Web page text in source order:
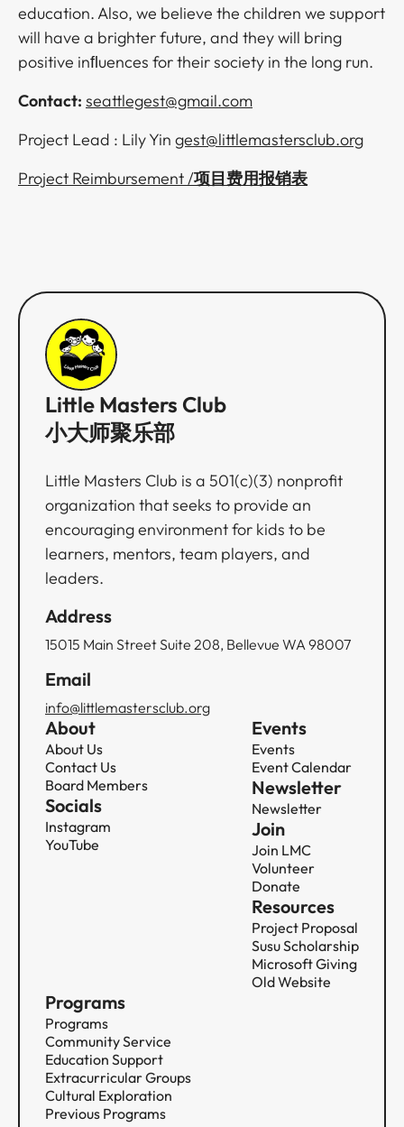
education. Also, we believe the children we support
will have a brighter future, and they will bring
positive inﬂuences for their society in the long run.​​​​‌ ‍ ​‍​‍‌‍ ‌ ​‍‌‍‍‌‌‍‌ ‌‍‍‌‌‍ ‍​‍​‍​ ‍‍​‍​‍‌ ​ ‌‍​‌‌‍ ‍‌‍‍‌‌ ‌​‌ ‍‌​‍ ‍‌‍‍‌‌‍ ​‍​‍​‍ ​​‍​‍‌‍‍​‌ ​‍‌‍‌‌‌‍‌‍​‍​‍​ ‍‍​‍​‍‌‍‍​‌ ‌​‌ ‌​‌ ​​​ ‍‍​‍ ​‍ ‌‍ ​‌‍ ‌‍​ ‌‍​‌‌‍ ​‌‍‍​‌‍ ‌ ​ ‌ ‌​​ ‍‍​ ​ ​ ​ ​ ​ ​ ​ ​‍ ‌‍‍‌‌‍ ‍‌ ‌​‌‍‌‌‌‍ ‍‌ ‌​​‍ ‌‍‌‌‌‍‌​‌‍‍‌‌ ‌​​‍ ‌‍ ‌‌‍ ‌‍‌​‌‍‌‌​ ‌‌ ​​‌ ​‍‌‍‌‌‌ ​ ‌‍‌‌‌‍ ‍‌ ‌​‌‍​‌‌ ‌​‌‍‍‌‌‍ ‌‍ ‍​ ‍ ‌‍‍‌‌‍‌​​ ‌​ ​‍‌‍​‌‌‍​ ​ ‌‍‌‍​‌‌‍​ ‌‍‌‌​ ‌​​‍ ‌​ ‌ ​ ‍‌‌‍‌‌​ ‌​​‍ ‌​ ‌​​ ‌ ​ ‌​​ ‍​​‍ ‌​ ‍‌​ ‌‍​ ​ ​ ​ ​‍ ‌‌‍‌‍​ ‍‌‌‍​ ​ ​​​ ‌‌​ ​‌‌‍‌‌‌‍​ ‌‍​‌​ ‍‌‌‍‌‌​ ‍​​ ‍ ‌ ‌​‌ ‍‌‌ ​​‌‍‌‌​ ‌‌ ​​‌ ​‍‌‍ ‌‍‌ ‌ ​‍‌‍​‌‌‍ ‌​ ‍ ‌ ​​‌‍​‌‌ ‌​‌‍‍​​ ‌‌‍​‍‌‍ ‌‍‌​‌ ‍‌​‍‌‌​ ‌‌‌​​‍‌‌ ‌‍‍ ‌‍‌‌‌ ‍‌​‍‌‌​ ​ ‌​‌​​‍‌‌​ ​ ‌​‌​​‍‌‌​ ​‍​ ​‍‌‍​‌​ ​‍​ ‌‍‌‍‌​​ ‌‍​ ‌ ​ ‌‌​ ‌‌​ ​‌‌‍​‍‌‍‌‌‌‍​‌​‍‌‌​ ​‍​ ​‍​‍‌‌​ ‌‌‌​‌​​‍ ‍‌‍​ ‌‍‍​‌‍‍‌‌‍ ​‌‍‌​‌ ​‍‌‍‌‌‌‍ ‍​‍‌‌​ ‌‌‌​​‍‌‌ ‌‍‍ ‌‍‌‌‌ ‍‌​‍‌‌​ ​ ‌​‌​​‍‌‌​ ​ ‌​‌​​‍‌‌​ ​‍​ ​‍​ ‌‌​ ‍​‌‍‌‌​ ​‌​ ​ ‌‍‌​​ ‌​​ ‍‌​ ​‌‌‍​‌​ ‌‌‌‍‌‍​ ​​​‍‌‌​ ​‍​ ​‍​‍‌‌​ ‌‌‌​‌​​‍ ‍‌ ‌​‌‍‌‌‌ ‍​‌ ‌​​ ‌‍​‍‌‍​‌‌ ​ ‌‍‌‌‌‌‌‌‌ ​‍‌‍ ​​ ‌‌‍‍​‌ ‌​‌ ‌​‌ ​​​‍‌‌​ ​ ‌​​‌​‍‌‌​ ​‍‌​‌‍​‍‌‌​ ​‍‌​‌‍‌‍ ​‌‍ ‌‍​ ‌‍​‌‌‍ ​‌‍‍​‌‍ ‌ ​ ‌ ‌​​‍‌‌​ ​ ‌​​‌​ ​ ​ ​ ​ ​ ​ ​ ​‍‌‍‌‍‍‌‌‍‌​​ ‌​ ​‍‌‍​‌‌‍​ ​ ‌‍‌‍​‌‌‍​ ‌‍‌‌​ ‌​​‍ ‌​ ‌ ​ ‍‌‌‍‌‌​ ‌​​‍ ‌​ ‌​​ ‌ ​ ‌​​ ‍​​‍ ‌​ ‍‌​ ‌‍​ ​ ​ ​ ​‍ ‌‌‍‌‍​ ‍‌‌‍​ ​ ​​​ ‌‌​ ​‌‌‍‌‌‌‍​ ‌‍​‌​ ‍‌‌‍‌‌​ ‍​​‍‌‍‌ ‌​‌ ‍‌‌ ​​‌‍‌‌​ ‌‌ ​​‌ ​‍‌‍ ‌‍‌ ‌ ​‍‌‍​‌‌‍ ‌​‍‌‍‌ ​​‌‍​‌‌ ‌​‌‍‍​​ ‌‌‍​‍‌‍ ‌‍‌​‌ ‍‌​‍‌‌​ ‌‌‌​​‍‌‌ ‌‍‍ ‌‍‌‌‌ ‍‌​‍‌‌​ ​ ‌​‌​​‍‌‌​ ​ ‌​‌​​‍‌‌​ ​‍​ ​‍‌‍​‌​ ​‍​ ‌‍‌‍‌​​ ‌‍​ ‌ ​ ‌‌​ ‌‌​ ​‌‌‍​‍‌‍‌‌‌‍​‌​‍‌‌​ ​‍​ ​‍​‍‌‌​ ‌‌‌​‌​​‍ ‍‌‍​ ‌‍‍​‌‍‍‌‌‍ ​‌‍‌​‌ ​‍‌‍‌‌‌‍ ‍​‍‌‌​ ‌‌‌​​‍‌‌ ‌‍‍ ‌‍‌‌‌ ‍‌​‍‌‌​ ​ ‌​‌​​‍‌‌​ ​ ‌​‌​​‍‌‌​ ​‍​ ​‍​ ‌‌​ ‍​‌‍‌‌​ ​‌​ ​ ‌‍‌​​ ‌​​ ‍‌​ ​‌‌‍​‌​ ‌‌‌‍‌‍​ ​​​‍‌‌​ ​‍​ ​‍​‍‌‌​ ‌‌‌​‌​​‍ ‍‌ ‌​‌‍‌‌‌ ‍​‌ ‌​​‍​‍‌ ‌
Contact: seattlegest@gmail.com​​​​‌ ‍ ​‍​‍‌‍ ‌ ​‍‌‍‍‌‌‍‌ ‌‍‍‌‌‍ ‍​‍​‍​ ‍‍​‍​‍‌ ​ ‌‍​‌‌‍ ‍‌‍‍‌‌ ‌​‌ ‍‌​‍ ‍‌‍‍‌‌‍ ​‍​‍​‍ ​​‍​‍‌‍‍​‌ ​‍‌‍‌‌‌‍‌‍​‍​‍​ ‍‍​‍​‍‌‍‍​‌ ‌​‌ ‌​‌ ​​​ ‍‍​‍ ​‍ ‌‍ ​‌‍ ‌‍​ ‌‍​‌‌‍ ​‌‍‍​‌‍ ‌ ​ ‌ ‌​​ ‍‍​ ​ ​ ​ ​ ​ ​ ​ ​‍ ‌‍‍‌‌‍ ‍‌ ‌​‌‍‌‌‌‍ ‍‌ ‌​​‍ ‌‍‌‌‌‍‌​‌‍‍‌‌ ‌​​‍ ‌‍ ‌‌‍ ‌‍‌​‌‍‌‌​ ‌‌ ​​‌ ​‍‌‍‌‌‌ ​ ‌‍‌‌‌‍ ‍‌ ‌​‌‍​‌‌ ‌​‌‍‍‌‌‍ ‌‍ ‍​ ‍ ‌‍‍‌‌‍‌​​ ‌​ ​‍‌‍​‌‌‍​ ​ ‌‍‌‍​‌‌‍​ ‌‍‌‌​ ‌​​‍ ‌​ ‌ ​ ‍‌‌‍‌‌​ ‌​​‍ ‌​ ‌​​ ‌ ​ ‌​​ ‍​​‍ ‌​ ‍‌​ ‌‍​ ​ ​ ​ ​‍ ‌‌‍‌‍​ ‍‌‌‍​ ​ ​​​ ‌‌​ ​‌‌‍‌‌‌‍​ ‌‍​‌​ ‍‌‌‍‌‌​ ‍​​ ‍ ‌ ‌​‌ ‍‌‌ ​​‌‍‌‌​ ‌‌ ​​‌ ​‍‌‍ ‌‍‌ ‌ ​‍‌‍​‌‌‍ ‌​ ‍ ‌ ​​‌‍​‌‌ ‌​‌‍‍​​ ‌‌‍​‍‌‍ ‌‍‌​‌ ‍‌​‍‌‌​ ‌‌‌​​‍‌‌ ‌‍‍ ‌‍‌‌‌ ‍‌​‍‌‌​ ​ ‌​‌​​‍‌‌​ ​ ‌​‌​​‍‌‌​ ​‍​ ​‍‌‍‌‌‌‍‌‌​ ​‌​ ‍‌​ ‌‍​ ​‍​ ‌ ​ ​ ​ ‌​​ ‌ ​ ​‌​ ​​​‍‌‌​ ​‍​ ​‍​‍‌‌​ ‌‌‌​‌​​‍ ‍‌‍​ ‌‍‍​‌‍‍‌‌‍ ​‌‍‌​‌ ​‍‌‍‌‌‌‍ ‍​‍‌‌​ ‌‌‌​​‍‌‌ ‌‍‍ ‌‍‌‌‌ ‍‌​‍‌‌​ ​ ‌​‌​​‍‌‌​ ​ ‌​‌​​‍‌‌​ ​‍​ ​‍​ ‌​​ ‌‌‌‍​‌‌‍​‍‌‍‌‌‌‍‌‍​ ​​​ ​‍‌‍​‍​ ​ ​ ​‌​ ​‌​ ​‍​‍‌‌​ ​‍​ ​‍​‍‌‌​ ‌‌‌​‌​​‍ ‍‌ ‌​‌‍‌‌‌ ‍​‌ ‌​​ ‌‍​‍‌‍​‌‌ ​ ‌‍‌‌‌‌‌‌‌ ​‍‌‍ ​​ ‌‌‍‍​‌ ‌​‌ ‌​‌ ​​​‍‌‌​ ​ ‌​​‌​‍‌‌​ ​‍‌​‌‍​‍‌‌​ ​‍‌​‌‍‌‍ ​‌‍ ‌‍​ ‌‍​‌‌‍ ​‌‍‍​‌‍ ‌ ​ ‌ ‌​​‍‌‌​ ​ ‌​​‌​ ​ ​ ​ ​ ​ ​ ​ ​‍‌‍‌‍‍‌‌‍‌​​ ‌​ ​‍‌‍​‌‌‍​ ​ ‌‍‌‍​‌‌‍​ ‌‍‌‌​ ‌​​‍ ‌​ ‌ ​ ‍‌‌‍‌‌​ ‌​​‍ ‌​ ‌​​ ‌ ​ ‌​​ ‍​​‍ ‌​ ‍‌​ ‌‍​ ​ ​ ​ ​‍ ‌‌‍‌‍​ ‍‌‌‍​ ​ ​​​ ‌‌​ ​‌‌‍‌‌‌‍​ ‌‍​‌​ ‍‌‌‍‌‌​ ‍​​‍‌‍‌ ‌​‌ ‍‌‌ ​​‌‍‌‌​ ‌‌ ​​‌ ​‍‌‍ ‌‍‌ ‌ ​‍‌‍​‌‌‍ ‌​‍‌‍‌ ​​‌‍​‌‌ ‌​‌‍‍​​ ‌‌‍​‍‌‍ ‌‍‌​‌ ‍‌​‍‌‌​ ‌‌‌​​‍‌‌ ‌‍‍ ‌‍‌‌‌ ‍‌​‍‌‌​ ​ ‌​‌​​‍‌‌​ ​ ‌​‌​​‍‌‌​ ​‍​ ​‍‌‍‌‌‌‍‌‌​ ​‌​ ‍‌​ ‌‍​ ​‍​ ‌ ​ ​ ​ ‌​​ ‌ ​ ​‌​ ​​​‍‌‌​ ​‍​ ​‍​‍‌‌​ ‌‌‌​‌​​‍ ‍‌‍​ ‌‍‍​‌‍‍‌‌‍ ​‌‍‌​‌ ​‍‌‍‌‌‌‍ ‍​‍‌‌​ ‌‌‌​​‍‌‌ ‌‍‍ ‌‍‌‌‌ ‍‌​‍‌‌​ ​ ‌​‌​​‍‌‌​ ​ ‌​‌​​‍‌‌​ ​‍​ ​‍​ ‌​​ ‌‌‌‍​‌‌‍​‍‌‍‌‌‌‍‌‍​ ​​​ ​‍‌‍​‍​ ​ ​ ​‌​ ​‌​ ​‍​‍‌‌​ ​‍​ ​‍​‍‌‌​ ‌‌‌​‌​​‍ ‍‌ ‌​‌‍‌‌‌ ‍​‌ ‌​​‍​‍‌ ‌
Project Lead : Lily Yin ​​​​‌ ‍ ​‍​‍‌‍ ‌ ​‍‌‍‍‌‌‍‌ ‌‍‍‌‌‍ ‍​‍​‍​ ‍‍​‍​‍‌ ​ ‌‍​‌‌‍ ‍‌‍‍‌‌ ‌​‌ ‍‌​‍ ‍‌‍‍‌‌‍ ​‍​‍​‍ ​​‍​‍‌‍‍​‌ ​‍‌‍‌‌‌‍‌‍​‍​‍​ ‍‍​‍​‍‌‍‍​‌ ‌​‌ ‌​‌ ​​​ ‍‍​‍ ​‍ ‌‍ ​‌‍ ‌‍​ ‌‍​‌‌‍ ​‌‍‍​‌‍ ‌ ​ ‌ ‌​​ ‍‍​ ​ ​ ​ ​ ​ ​ ​ ​‍ ‌‍‍‌‌‍ ‍‌ ‌​‌‍‌‌‌‍ ‍‌ ‌​​‍ ‌‍‌‌‌‍‌​‌‍‍‌‌ ‌​​‍ ‌‍ ‌‌‍ ‌‍‌​‌‍‌‌​ ‌‌ ​​‌ ​‍‌‍‌‌‌ ​ ‌‍‌‌‌‍ ‍‌ ‌​‌‍​‌‌ ‌​‌‍‍‌‌‍ ‌‍ ‍​ ‍ ‌‍‍‌‌‍‌​​ ‌​ ​‍‌‍​‌‌‍​ ​ ‌‍‌‍​‌‌‍​ ‌‍‌‌​ ‌​​‍ ‌​ ‌ ​ ‍‌‌‍‌‌​ ‌​​‍ ‌​ ‌​​ ‌ ​ ‌​​ ‍​​‍ ‌​ ‍‌​ ‌‍​ ​ ​ ​ ​‍ ‌‌‍‌‍​ ‍‌‌‍​ ​ ​​​ ‌‌​ ​‌‌‍‌‌‌‍​ ‌‍​‌​ ‍‌‌‍‌‌​ ‍​​ ‍ ‌ ‌​‌ ‍‌‌ ​​‌‍‌‌​ ‌‌ ​​‌ ​‍‌‍ ‌‍‌ ‌ ​‍‌‍​‌‌‍ ‌​ ‍ ‌ ​​‌‍​‌‌ ‌​‌‍‍​​ ‌‌‍​‍‌‍ ‌‍‌​‌ ‍‌​‍‌‌​ ‌‌‌​​‍‌‌ ‌‍‍ ‌‍‌‌‌ ‍‌​‍‌‌​ ​ ‌​‌​​‍‌‌​ ​ ‌​‌​​‍‌‌​ ​‍​ ​‍‌‍‌‌‌‍​‌‌‍​‍​ ​‌​ ‍​​ ‌​​ ​‌‌‍‌‌​ ‌ ​ ​ ‌‍​‌‌‍‌‍​‍‌‌​ ​‍​ ​‍​‍‌‌​ ‌‌‌​‌​​‍ ‍‌‍​ ‌‍‍​‌‍‍‌‌‍ ​‌‍‌​‌ ​‍‌‍‌‌‌‍ ‍​‍‌‌​ ‌‌‌​​‍‌‌ ‌‍‍ ‌‍‌‌‌ ‍‌​‍‌‌​ ​ ‌​‌​​‍‌‌​ ​ ‌​‌​​‍‌‌​ ​‍​ ​‍‌‍​‌​ ‍‌‌‍‌‌‌‍​ ​ ‍​​ ‌​​ ​‌‌‍‌‌​ ‍​‌‍​‌​ ‍‌​ ‍‌​ ​​​‍‌‌​ ​‍​ ​‍​‍‌‌​ ‌‌‌​‌​​‍ ‍‌ ‌​‌‍‌‌‌ ‍​‌ ‌​​ ‌‍​‍‌‍​‌‌ ​ ‌‍‌‌‌‌‌‌‌ ​‍‌‍ ​​ ‌‌‍‍​‌ ‌​‌ ‌​‌ ​​​‍‌‌​ ​ ‌​​‌​‍‌‌​ ​‍‌​‌‍​‍‌‌​ ​‍‌​‌‍‌‍ ​‌‍ ‌‍​ ‌‍​‌‌‍ ​‌‍‍​‌‍ ‌ ​ ‌ ‌​​‍‌‌​ ​ ‌​​‌​ ​ ​ ​ ​ ​ ​ ​ ​‍‌‍‌‍‍‌‌‍‌​​ ‌​ ​‍‌‍​‌‌‍​ ​ ‌‍‌‍​‌‌‍​ ‌‍‌‌​ ‌​​‍ ‌​ ‌ ​ ‍‌‌‍‌‌​ ‌​​‍ ‌​ ‌​​ ‌ ​ ‌​​ ‍​​‍ ‌​ ‍‌​ ‌‍​ ​ ​ ​ ​‍ ‌‌‍‌‍​ ‍‌‌‍​ ​ ​​​ ‌‌​ ​‌‌‍‌‌‌‍​ ‌‍​‌​ ‍‌‌‍‌‌​ ‍​​‍‌‍‌ ‌​‌ ‍‌‌ ​​‌‍‌‌​ ‌‌ ​​‌ ​‍‌‍ ‌‍‌ ‌ ​‍‌‍​‌‌‍ ‌​‍‌‍‌ ​​‌‍​‌‌ ‌​‌‍‍​​ ‌‌‍​‍‌‍ ‌‍‌​‌ ‍‌​‍‌‌​ ‌‌‌​​‍‌‌ ‌‍‍ ‌‍‌‌‌ ‍‌​‍‌‌​ ​ ‌​‌​​‍‌‌​ ​ ‌​‌​​‍‌‌​ ​‍​ ​‍‌‍‌‌‌‍​‌‌‍​‍​ ​‌​ ‍​​ ‌​​ ​‌‌‍‌‌​ ‌ ​ ​ ‌‍​‌‌‍‌‍​‍‌‌​ ​‍​ ​‍​‍‌‌​ ‌‌‌​‌​​‍ ‍‌‍​ ‌‍‍​‌‍‍‌‌‍ ​‌‍‌​‌ ​‍‌‍‌‌‌‍ ‍​‍‌‌​ ‌‌‌​​‍‌‌ ‌‍‍ ‌‍‌‌‌ ‍‌​‍‌‌​ ​ ‌​‌​​‍‌‌​ ​ ‌​‌​​‍‌‌​ ​‍​ ​‍‌‍​‌​ ‍‌‌‍‌‌‌‍​ ​ ‍​​ ‌​​ ​‌‌‍‌‌​ ‍​‌‍​‌​ ‍‌​ ‍‌​ ​​​‍‌‌​ ​‍​ ​‍​‍‌‌​ ‌‌‌​‌​​‍ ‍‌ ‌​‌‍‌‌‌ ‍​‌ ‌​​‍​‍‌ ‌ gest@littlemastersclub.org​​​​‌ ‍ ​‍​‍‌‍ ‌ ​‍‌‍‍‌‌‍‌ ‌‍‍‌‌‍ ‍​‍​‍​ ‍‍​‍​‍‌ ​ ‌‍​‌‌‍ ‍‌‍‍‌‌ ‌​‌ ‍‌​‍ ‍‌‍‍‌‌‍ ​‍​‍​‍ ​​‍​‍‌‍‍​‌ ​‍‌‍‌‌‌‍‌‍​‍​‍​ ‍‍​‍​‍‌‍‍​‌ ‌​‌ ‌​‌ ​​​ ‍‍​‍ ​‍ ‌‍ ​‌‍ ‌‍​ ‌‍​‌‌‍ ​‌‍‍​‌‍ ‌ ​ ‌ ‌​​ ‍‍​ ​ ​ ​ ​ ​ ​ ​ ​‍ ‌‍‍‌‌‍ ‍‌ ‌​‌‍‌‌‌‍ ‍‌ ‌​​‍ ‌‍‌‌‌‍‌​‌‍‍‌‌ ‌​​‍ ‌‍ ‌‌‍ ‌‍‌​‌‍‌‌​ ‌‌ ​​‌ ​‍‌‍‌‌‌ ​ ‌‍‌‌‌‍ ‍‌ ‌​‌‍​‌‌ ‌​‌‍‍‌‌‍ ‌‍ ‍​ ‍ ‌‍‍‌‌‍‌​​ ‌​ ​‍‌‍​‌‌‍​ ​ ‌‍‌‍​‌‌‍​ ‌‍‌‌​ ‌​​‍ ‌​ ‌ ​ ‍‌‌‍‌‌​ ‌​​‍ ‌​ ‌​​ ‌ ​ ‌​​ ‍​​‍ ‌​ ‍‌​ ‌‍​ ​ ​ ​ ​‍ ‌‌‍‌‍​ ‍‌‌‍​ ​ ​​​ ‌‌​ ​‌‌‍‌‌‌‍​ ‌‍​‌​ ‍‌‌‍‌‌​ ‍​​ ‍ ‌ ‌​‌ ‍‌‌ ​​‌‍‌‌​ ‌‌ ​​‌ ​‍‌‍ ‌‍‌ ‌ ​‍‌‍​‌‌‍ ‌​ ‍ ‌ ​​‌‍​‌‌ ‌​‌‍‍​​ ‌‌‍​‍‌‍ ‌‍‌​‌ ‍‌​‍‌‌​ ‌‌‌​​‍‌‌ ‌‍‍ ‌‍‌‌‌ ‍‌​‍‌‌​ ​ ‌​‌​​‍‌‌​ ​ ‌​‌​​‍‌‌​ ​‍​ ​‍‌‍‌‌‌‍​‌‌‍​‍​ ​‌​ ‍​​ ‌​​ ​‌‌‍‌‌​ ‌ ​ ​ ‌‍​‌‌‍‌‍​‍‌‌​ ​‍​ ​‍​‍‌‌​ ‌‌‌​‌​​‍ ‍‌‍​ ‌‍‍​‌‍‍‌‌‍ ​‌‍‌​‌ ​‍‌‍‌‌‌‍ ‍​‍‌‌​ ‌‌‌​​‍‌‌ ‌‍‍ ‌‍‌‌‌ ‍‌​‍‌‌​ ​ ‌​‌​​‍‌‌​ ​ ‌​‌​​‍‌‌​ ​‍​ ​‍‌‍​‌​ ‍‌‌‍‌‌‌‍​ ​ ‍​​ ‌​​ ​‌‌‍‌‌​ ‍​‌‍​‌​ ‍‌​ ‍‌​ ​‌​‍‌‌​ ​‍​ ​‍​‍‌‌​ ‌‌‌​‌​​‍ ‍‌ ‌​‌‍‌‌‌ ‍​‌ ‌​​ ‌‍​‍‌‍​‌‌ ​ ‌‍‌‌‌‌‌‌‌ ​‍‌‍ ​​ ‌‌‍‍​‌ ‌​‌ ‌​‌ ​​​‍‌‌​ ​ ‌​​‌​‍‌‌​ ​‍‌​‌‍​‍‌‌​ ​‍‌​‌‍‌‍ ​‌‍ ‌‍​ ‌‍​‌‌‍ ​‌‍‍​‌‍ ‌ ​ ‌ ‌​​‍‌‌​ ​ ‌​​‌​ ​ ​ ​ ​ ​ ​ ​ ​‍‌‍‌‍‍‌‌‍‌​​ ‌​ ​‍‌‍​‌‌‍​ ​ ‌‍‌‍​‌‌‍​ ‌‍‌‌​ ‌​​‍ ‌​ ‌ ​ ‍‌‌‍‌‌​ ‌​​‍ ‌​ ‌​​ ‌ ​ ‌​​ ‍​​‍ ‌​ ‍‌​ ‌‍​ ​ ​ ​ ​‍ ‌‌‍‌‍​ ‍‌‌‍​ ​ ​​​ ‌‌​ ​‌‌‍‌‌‌‍​ ‌‍​‌​ ‍‌‌‍‌‌​ ‍​​‍‌‍‌ ‌​‌ ‍‌‌ ​​‌‍‌‌​ ‌‌ ​​‌ ​‍‌‍ ‌‍‌ ‌ ​‍‌‍​‌‌‍ ‌​‍‌‍‌ ​​‌‍​‌‌ ‌​‌‍‍​​ ‌‌‍​‍‌‍ ‌‍‌​‌ ‍‌​‍‌‌​ ‌‌‌​​‍‌‌ ‌‍‍ ‌‍‌‌‌ ‍‌​‍‌‌​ ​ ‌​‌​​‍‌‌​ ​ ‌​‌​​‍‌‌​ ​‍​ ​‍‌‍‌‌‌‍​‌‌‍​‍​ ​‌​ ‍​​ ‌​​ ​‌‌‍‌‌​ ‌ ​ ​ ‌‍​‌‌‍‌‍​‍‌‌​ ​‍​ ​‍​‍‌‌​ ‌‌‌​‌​​‍ ‍‌‍​ ‌‍‍​‌‍‍‌‌‍ ​‌‍‌​‌ ​‍‌‍‌‌‌‍ ‍​‍‌‌​ ‌‌‌​​‍‌‌ ‌‍‍ ‌‍‌‌‌ ‍‌​‍‌‌​ ​ ‌​‌​​‍‌‌​ ​ ‌​‌​​‍‌‌​ ​‍​ ​‍‌‍​‌​ ‍‌‌‍‌‌‌‍​ ​ ‍​​ ‌​​ ​‌‌‍‌‌​ ‍​‌‍​‌​ ‍‌​ ‍‌​ ​‌​‍‌‌​ ​‍​ ​‍​‍‌‌​ ‌‌‌​‌​​‍ ‍‌ ‌​‌‍‌‌‌ ‍​‌ ‌​​‍​‍‌ ‌
Project Reimbursement /​​​​‌ ‍ ​‍​‍‌‍ ‌ ​‍‌‍‍‌‌‍‌ ‌‍‍‌‌‍ ‍​‍​‍​ ‍‍​‍​‍‌ ​ ‌‍​‌‌‍ ‍‌‍‍‌‌ ‌​‌ ‍‌​‍ ‍‌‍‍‌‌‍ ​‍​‍​‍ ​​‍​‍‌‍‍​‌ ​‍‌‍‌‌‌‍‌‍​‍​‍​ ‍‍​‍​‍‌‍‍​‌ ‌​‌ ‌​‌ ​​​ ‍‍​‍ ​‍ ‌‍ ​‌‍ ‌‍​ ‌‍​‌‌‍ ​‌‍‍​‌‍ ‌ ​ ‌ ‌​​ ‍‍​ ​ ​ ​ ​ ​ ​ ​ ​‍ ‌‍‍‌‌‍ ‍‌ ‌​‌‍‌‌‌‍ ‍‌ ‌​​‍ ‌‍‌‌‌‍‌​‌‍‍‌‌ ‌​​‍ ‌‍ ‌‌‍ ‌‍‌​‌‍‌‌​ ‌‌ ​​‌ ​‍‌‍‌‌‌ ​ ‌‍‌‌‌‍ ‍‌ ‌​‌‍​‌‌ ‌​‌‍‍‌‌‍ ‌‍ ‍​ ‍ ‌‍‍‌‌‍‌​​ ‌​ ​‍‌‍​‌‌‍​ ​ ‌‍‌‍​‌‌‍​ ‌‍‌‌​ ‌​​‍ ‌​ ‌ ​ ‍‌‌‍‌‌​ ‌​​‍ ‌​ ‌​​ ‌ ​ ‌​​ ‍​​‍ ‌​ ‍‌​ ‌‍​ ​ ​ ​ ​‍ ‌‌‍‌‍​ ‍‌‌‍​ ​ ​​​ ‌‌​ ​‌‌‍‌‌‌‍​ ‌‍​‌​ ‍‌‌‍‌‌​ ‍​​ ‍ ‌ ‌​‌ ‍‌‌ ​​‌‍‌‌​ ‌‌ ​​‌ ​‍‌‍ ‌‍‌ ‌ ​‍‌‍​‌‌‍ ‌​ ‍ ‌ ​​‌‍​‌‌ ‌​‌‍‍​​ ‌‌‍​‍‌‍ ‌‍‌​‌ ‍‌​‍‌‌​ ‌‌‌​​‍‌‌ ‌‍‍ ‌‍‌‌‌ ‍‌​‍‌‌​ ​ ‌​‌​​‍‌‌​ ​ ‌​‌​​‍‌‌​ ​‍​ ​‍​ ​​‌‍​‌‌‍‌​​ ​‌‌‍​‌‌‍​‌​ ​ ​ ​‍​ ‌ ‌‍‌​​ ‌ ​ ​ ​‍‌‌​ ​‍​ ​‍​‍‌‌​ ‌‌‌​‌​​‍ ‍‌‍​ ‌‍‍​‌‍‍‌‌‍ ​‌‍‌​‌ ​‍‌‍‌‌‌‍ ‍​‍‌‌​ ‌‌‌​​‍‌‌ ‌‍‍ ‌‍‌‌‌ ‍‌​‍‌‌​ ​ ‌​‌​​‍‌‌​ ​ ‌​‌​​‍‌‌​ ​‍​ ​‍​ ‌‌‌‍‌‌​ ‌​​ ​ ​ ​​​ ​ ‌‍‌‌‌‍​‌​ ‌​​ ‌​‌‍‌‌‌‍​ ​ ​​​‍‌‌​ ​‍​ ​‍​‍‌‌​ ‌‌‌​‌​​‍ ‍‌ ‌​‌‍‌‌‌ ‍​‌ ‌​​ ‌‍​‍‌‍​‌‌ ​ ‌‍‌‌‌‌‌‌‌ ​‍‌‍ ​​ ‌‌‍‍​‌ ‌​‌ ‌​‌ ​​​‍‌‌​ ​ ‌​​‌​‍‌‌​ ​‍‌​‌‍​‍‌‌​ ​‍‌​‌‍‌‍ ​‌‍ ‌‍​ ‌‍​‌‌‍ ​‌‍‍​‌‍ ‌ ​ ‌ ‌​​‍‌‌​ ​ ‌​​‌​ ​ ​ ​ ​ ​ ​ ​ ​‍‌‍‌‍‍‌‌‍‌​​ ‌​ ​‍‌‍​‌‌‍​ ​ ‌‍‌‍​‌‌‍​ ‌‍‌‌​ ‌​​‍ ‌​ ‌ ​ ‍‌‌‍‌‌​ ‌​​‍ ‌​ ‌​​ ‌ ​ ‌​​ ‍​​‍ ‌​ ‍‌​ ‌‍​ ​ ​ ​ ​‍ ‌‌‍‌‍​ ‍‌‌‍​ ​ ​​​ ‌‌​ ​‌‌‍‌‌‌‍​ ‌‍​‌​ ‍‌‌‍‌‌​ ‍​​‍‌‍‌ ‌​‌ ‍‌‌ ​​‌‍‌‌​ ‌‌ ​​‌ ​‍‌‍ ‌‍‌ ‌ ​‍‌‍​‌‌‍ ‌​‍‌‍‌ ​​‌‍​‌‌ ‌​‌‍‍​​ ‌‌‍​‍‌‍ ‌‍‌​‌ ‍‌​‍‌‌​ ‌‌‌​​‍‌‌ ‌‍‍ ‌‍‌‌‌ ‍‌​‍‌‌​ ​ ‌​‌​​‍‌‌​ ​ ‌​‌​​‍‌‌​ ​‍​ ​‍​ ​​‌‍​‌‌‍‌​​ ​‌‌‍​‌‌‍​‌​ ​ ​ ​‍​ ‌ ‌‍‌​​ ‌ ​ ​ ​‍‌‌​ ​‍​ ​‍​‍‌‌​ ‌‌‌​‌​​‍ ‍‌‍​ ‌‍‍​‌‍‍‌‌‍ ​‌‍‌​‌ ​‍‌‍‌‌‌‍ ‍​‍‌‌​ ‌‌‌​​‍‌‌ ‌‍‍ ‌‍‌‌‌ ‍‌​‍‌‌​ ​ ‌​‌​​‍‌‌​ ​ ‌​‌​​‍‌‌​ ​‍​ ​‍​ ‌‌‌‍‌‌​ ‌​​ ​ ​ ​​​ ​ ‌‍‌‌‌‍​‌​ ‌​​ ‌​‌‍‌‌‌‍​ ​ ​​​‍‌‌​ ​‍​ ​‍​‍‌‌​ ‌‌‌​‌​​‍ ‍‌ ‌​‌‍‌‌‌ ‍​‌ ‌​​‍​‍‌ ‌项目费用报销表​​​​‌ ‍ ​‍​‍‌‍ ‌ ​‍‌‍‍‌‌‍‌ ‌‍‍‌‌‍ ‍​‍​‍​ ‍‍​‍​‍‌ ​ ‌‍​‌‌‍ ‍‌‍‍‌‌ ‌​‌ ‍‌​‍ ‍‌‍‍‌‌‍ ​‍​‍​‍ ​​‍​‍‌‍‍​‌ ​‍‌‍‌‌‌‍‌‍​‍​‍​ ‍‍​‍​‍‌‍‍​‌ ‌​‌ ‌​‌ ​​​ ‍‍​‍ ​‍ ‌‍ ​‌‍ ‌‍​ ‌‍​‌‌‍ ​‌‍‍​‌‍ ‌ ​ ‌ ‌​​ ‍‍​ ​ ​ ​ ​ ​ ​ ​ ​‍ ‌‍‍‌‌‍ ‍‌ ‌​‌‍‌‌‌‍ ‍‌ ‌​​‍ ‌‍‌‌‌‍‌​‌‍‍‌‌ ‌​​‍ ‌‍ ‌‌‍ ‌‍‌​‌‍‌‌​ ‌‌ ​​‌ ​‍‌‍‌‌‌ ​ ‌‍‌‌‌‍ ‍‌ ‌​‌‍​‌‌ ‌​‌‍‍‌‌‍ ‌‍ ‍​ ‍ ‌‍‍‌‌‍‌​​ ‌​ ​‍‌‍​‌‌‍​ ​ ‌‍‌‍​‌‌‍​ ‌‍‌‌​ ‌​​‍ ‌​ ‌ ​ ‍‌‌‍‌‌​ ‌​​‍ ‌​ ‌​​ ‌ ​ ‌​​ ‍​​‍ ‌​ ‍‌​ ‌‍​ ​ ​ ​ ​‍ ‌‌‍‌‍​ ‍‌‌‍​ ​ ​​​ ‌‌​ ​‌‌‍‌‌‌‍​ ‌‍​‌​ ‍‌‌‍‌‌​ ‍​​ ‍ ‌ ‌​‌ ‍‌‌ ​​‌‍‌‌​ ‌‌ ​​‌ ​‍‌‍ ‌‍‌ ‌ ​‍‌‍​‌‌‍ ‌​ ‍ ‌ ​​‌‍​‌‌ ‌​‌‍‍​​ ‌‌‍​‍‌‍ ‌‍‌​‌ ‍‌​‍‌‌​ ‌‌‌​​‍‌‌ ‌‍‍ ‌‍‌‌‌ ‍‌​‍‌‌​ ​ ‌​‌​​‍‌‌​ ​ ‌​‌​​‍‌‌​ ​‍​ ​‍​ ​​‌‍​‌‌‍‌​​ ​‌‌‍​‌‌‍​‌​ ​ ​ ​‍​ ‌ ‌‍‌​​ ‌ ​ ​ ​‍‌‌​ ​‍​ ​‍​‍‌‌​ ‌‌‌​‌​​‍ ‍‌‍​ ‌‍‍​‌‍‍‌‌‍ ​‌‍‌​‌ ​‍‌‍‌‌‌‍ ‍​‍‌‌​ ‌‌‌​​‍‌‌ ‌‍‍ ‌‍‌‌‌ ‍‌​‍‌‌​ ​ ‌​‌​​‍‌‌​ ​ ‌​‌​​‍‌‌​ ​‍​ ​‍​ ‌‌‌‍‌‌​ ‌​​ ​ ​ ​​​ ​ ‌‍‌‌‌‍​‌​ ‌​​ ‌​‌‍‌‌‌‍​ ​ ​‌​‍‌‌​ ​‍​ ​‍​‍‌‌​ ‌‌‌​‌​​‍ ‍‌ ‌​‌‍‌‌‌ ‍​‌ ‌​​ ‌‍​‍‌‍​‌‌ ​ ‌‍‌‌‌‌‌‌‌ ​‍‌‍ ​​ ‌‌‍‍​‌ ‌​‌ ‌​‌ ​​​‍‌‌​ ​ ‌​​‌​‍‌‌​ ​‍‌​‌‍​‍‌‌​ ​‍‌​‌‍‌‍ ​‌‍ ‌‍​ ‌‍​‌‌‍ ​‌‍‍​‌‍ ‌ ​ ‌ ‌​​‍‌‌​ ​ ‌​​‌​ ​ ​ ​ ​ ​ ​ ​ ​‍‌‍‌‍‍‌‌‍‌​​ ‌​ ​‍‌‍​‌‌‍​ ​ ‌‍‌‍​‌‌‍​ ‌‍‌‌​ ‌​​‍ ‌​ ‌ ​ ‍‌‌‍‌‌​ ‌​​‍ ‌​ ‌​​ ‌ ​ ‌​​ ‍​​‍ ‌​ ‍‌​ ‌‍​ ​ ​ ​ ​‍ ‌‌‍‌‍​ ‍‌‌‍​ ​ ​​​ ‌‌​ ​‌‌‍‌‌‌‍​ ‌‍​‌​ ‍‌‌‍‌‌​ ‍​​‍‌‍‌ ‌​‌ ‍‌‌ ​​‌‍‌‌​ ‌‌ ​​‌ ​‍‌‍ ‌‍‌ ‌ ​‍‌‍​‌‌‍ ‌​‍‌‍‌ ​​‌‍​‌‌ ‌​‌‍‍​​ ‌‌‍​‍‌‍ ‌‍‌​‌ ‍‌​‍‌‌​ ‌‌‌​​‍‌‌ ‌‍‍ ‌‍‌‌‌ ‍‌​‍‌‌​ ​ ‌​‌​​‍‌‌​ ​ ‌​‌​​‍‌‌​ ​‍​ ​‍​ ​​‌‍​‌‌‍‌​​ ​‌‌‍​‌‌‍​‌​ ​ ​ ​‍​ ‌ ‌‍‌​​ ‌ ​ ​ ​‍‌‌​ ​‍​ ​‍​‍‌‌​ ‌‌‌​‌​​‍ ‍‌‍​ ‌‍‍​‌‍‍‌‌‍ ​‌‍‌​‌ ​‍‌‍‌‌‌‍ ‍​‍‌‌​ ‌‌‌​​‍‌‌ ‌‍‍ ‌‍‌‌‌ ‍‌​‍‌‌​ ​ ‌​‌​​‍‌‌​ ​ ‌​‌​​‍‌‌​ ​‍​ ​‍​ ‌‌‌‍‌‌​ ‌​​ ​ ​ ​​​ ​ ‌‍‌‌‌‍​‌​ ‌​​ ‌​‌‍‌‌‌‍​ ​ ​‌​‍‌‌​ ​‍​ ​‍​‍‌‌​ ‌‌‌​‌​​‍ ‍‌ ‌​‌‍‌‌‌ ‍​‌ ‌​​‍​‍‌ ‌
Little Masters Club
小大师聚乐部
Little Masters Club is a 501(c)(3) nonprofit
organization that seeks to provide an
encouraging environment for kids to be
learners, mentors, team players, and
leaders.
Address
15015 Main Street Suite 208, Bellevue WA 98007
Email
info@littlemastersclub.org
About
About Us
Contact Us
Board Members
Socials
Instagram
YouTube
Events
Events
Event Calendar
Newsletter
Newsletter
Join
Join LMC
Volunteer
Donate
Resources
Project Proposal
Susu Scholarship
Microsoft Giving
Old Website
Programs
Programs
Community Service​​​​‌ ‍ ​‍​‍‌‍ ‌ ​‍‌‍‍‌‌‍‌ ‌‍‍‌‌‍ ‍​‍​‍​ ‍‍​‍​‍‌ ​ ‌‍​‌‌‍ ‍‌‍‍‌‌ ‌​‌ ‍‌​‍ ‍‌‍‍‌‌‍ ​‍​‍​‍ ​​‍​‍‌‍‍​‌ ​‍‌‍‌‌‌‍‌‍​‍​‍​ ‍‍​‍​‍‌‍‍​‌ ‌​‌ ‌​‌ ​​​ ‍‍​‍ ​‍ ‌‍ ​‌‍ ‌‍​ ‌‍​‌‌‍ ​‌‍‍​‌‍ ‌ ​ ‌ ‌​​ ‍‍​ ​ ​ ​ ​ ​ ​ ​ ​‍ ‌‍‍‌‌‍ ‍‌ ‌​‌‍‌‌‌‍ ‍‌ ‌​​‍ ‌‍‌‌‌‍‌​‌‍‍‌‌ ‌​​‍ ‌‍ ‌‌‍ ‌‍‌​‌‍‌‌​ ‌‌ ​​‌ ​‍‌‍‌‌‌ ​ ‌‍‌‌‌‍ ‍‌ ‌​‌‍​‌‌ ‌​‌‍‍‌‌‍ ‌‍ ‍​ ‍ ‌‍‍‌‌‍‌​​ ‌​ ​​​ ‍‌​ ‌ ‌‍‌‍​ ​‌​ ‍​​ ​‍​ ‌​​‍ ‌​ ​ ​ ‍​‌‍‌‍​ ​‍​‍ ‌​ ‌​‌‍‌​‌‍​‌​ ​‌​‍ ‌​ ‍​​ ‌ ​ ​​​ ​‍​‍ ‌‌‍‌‌​ ‌‍​ ‌‍​ ​‌‌‍‌​‌‍​ ​ ​‌‌‍‌‍​ ‌‌​ ‌‌‌‍​‍​ ​‌​ ‍ ‌ ‌​‌ ‍‌‌ ​​‌‍‌‌​ ‌‌‍​ ‌‍​‌‌ ‌​‌‍‌‌‌‍‌ ‌‍ ‌ ​‍‌ ‍‌​ ‍ ‌ ​​‌‍​‌‌ ‌​‌‍‍​​ ‌‌‍ ‍‌‍​‌‌‍ ‌‌‍‌‌​ ‌‍​‍‌‍​‌‌ ​ ‌‍‌‌‌‌‌‌‌ ​‍‌‍ ​​ ‌‌‍‍​‌ ‌​‌ ‌​‌ ​​​‍‌‌​ ​ ‌​​‌​‍‌‌​ ​‍‌​‌‍​‍‌‌​ ​‍‌​‌‍‌‍ ​‌‍ ‌‍​ ‌‍​‌‌‍ ​‌‍‍​‌‍ ‌ ​ ‌ ‌​​‍‌‌​ ​ ‌​​‌​ ​ ​ ​ ​ ​ ​ ​ ​‍‌‍‌‍‍‌‌‍‌​​ ‌​ ​​​ ‍‌​ ‌ ‌‍‌‍​ ​‌​ ‍​​ ​‍​ ‌​​‍ ‌​ ​ ​ ‍​‌‍‌‍​ ​‍​‍ ‌​ ‌​‌‍‌​‌‍​‌​ ​‌​‍ ‌​ ‍​​ ‌ ​ ​​​ ​‍​‍ ‌‌‍‌‌​ ‌‍​ ‌‍​ ​‌‌‍‌​‌‍​ ​ ​‌‌‍‌‍​ ‌‌​ ‌‌‌‍​‍​ ​‌​‍‌‍‌ ‌​‌ ‍‌‌ ​​‌‍‌‌​ ‌‌‍​ ‌‍​‌‌ ‌​‌‍‌‌‌‍‌ ‌‍ ‌ ​‍‌ ‍‌​‍‌‍‌ ​​‌‍​‌‌ ‌​‌‍‍​​ ‌‌‍ ‍‌‍​‌‌‍ ‌‌‍‌‌​‍​‍‌ ‌
Education Support​​​​‌ ‍ ​‍​‍‌‍ ‌ ​‍‌‍‍‌‌‍‌ ‌‍‍‌‌‍ ‍​‍​‍​ ‍‍​‍​‍‌ ​ ‌‍​‌‌‍ ‍‌‍‍‌‌ ‌​‌ ‍‌​‍ ‍‌‍‍‌‌‍ ​‍​‍​‍ ​​‍​‍‌‍‍​‌ ​‍‌‍‌‌‌‍‌‍​‍​‍​ ‍‍​‍​‍‌‍‍​‌ ‌​‌ ‌​‌ ​​​ ‍‍​‍ ​‍ ‌‍ ​‌‍ ‌‍​ ‌‍​‌‌‍ ​‌‍‍​‌‍ ‌ ​ ‌ ‌​​ ‍‍​ ​ ​ ​ ​ ​ ​ ​ ​‍ ‌‍‍‌‌‍ ‍‌ ‌​‌‍‌‌‌‍ ‍‌ ‌​​‍ ‌‍‌‌‌‍‌​‌‍‍‌‌ ‌​​‍ ‌‍ ‌‌‍ ‌‍‌​‌‍‌‌​ ‌‌ ​​‌ ​‍‌‍‌‌‌ ​ ‌‍‌‌‌‍ ‍‌ ‌​‌‍​‌‌ ‌​‌‍‍‌‌‍ ‌‍ ‍​ ‍ ‌‍‍‌‌‍‌​​ ‌‌‍‌‍‌‍​‍​ ‍‌‌‍‌‌​ ​​​ ​ ​ ‍‌‌‍​‍​‍ ‌‌‍‌‌​ ‌​​ ​‌​ ‍​​‍ ‌​ ‌​​ ‌‌‌‍‌​‌‍‌​​‍ ‌​ ‍‌​ ​‌​ ​ ‌‍​‌​‍ ‌‌‍‌​‌‍​ ​ ​ ​ ‌‍​ ‍​‌‍​‍‌‍‌‌​ ​ ​ ‌​‌‍​‌​ ‍‌​ ​ ​ ‍ ‌ ‌​‌ ‍‌‌ ​​‌‍‌‌​ ‌‌‍​ ‌‍​‌‌ ‌​‌‍‌‌‌‍‌ ‌‍ ‌ ​‍‌ ‍‌​ ‍ ‌ ​​‌‍​‌‌ ‌​‌‍‍​​ ‌‌‍ ‍‌‍​‌‌‍ ‌‌‍‌‌​ ‌‍​‍‌‍​‌‌ ​ ‌‍‌‌‌‌‌‌‌ ​‍‌‍ ​​ ‌‌‍‍​‌ ‌​‌ ‌​‌ ​​​‍‌‌​ ​ ‌​​‌​‍‌‌​ ​‍‌​‌‍​‍‌‌​ ​‍‌​‌‍‌‍ ​‌‍ ‌‍​ ‌‍​‌‌‍ ​‌‍‍​‌‍ ‌ ​ ‌ ‌​​‍‌‌​ ​ ‌​​‌​ ​ ​ ​ ​ ​ ​ ​ ​‍‌‍‌‍‍‌‌‍‌​​ ‌‌‍‌‍‌‍​‍​ ‍‌‌‍‌‌​ ​​​ ​ ​ ‍‌‌‍​‍​‍ ‌‌‍‌‌​ ‌​​ ​‌​ ‍​​‍ ‌​ ‌​​ ‌‌‌‍‌​‌‍‌​​‍ ‌​ ‍‌​ ​‌​ ​ ‌‍​‌​‍ ‌‌‍‌​‌‍​ ​ ​ ​ ‌‍​ ‍​‌‍​‍‌‍‌‌​ ​ ​ ‌​‌‍​‌​ ‍‌​ ​ ​‍‌‍‌ ‌​‌ ‍‌‌ ​​‌‍‌‌​ ‌‌‍​ ‌‍​‌‌ ‌​‌‍‌‌‌‍‌ ‌‍ ‌ ​‍‌ ‍‌​‍‌‍‌ ​​‌‍​‌‌ ‌​‌‍‍​​ ‌‌‍ ‍‌‍​‌‌‍ ‌‌‍‌‌​‍​‍‌ ‌
Extracurricular Groups​​​​‌ ‍ ​‍​‍‌‍ ‌ ​‍‌‍‍‌‌‍‌ ‌‍‍‌‌‍ ‍​‍​‍​ ‍‍​‍​‍‌ ​ ‌‍​‌‌‍ ‍‌‍‍‌‌ ‌​‌ ‍‌​‍ ‍‌‍‍‌‌‍ ​‍​‍​‍ ​​‍​‍‌‍‍​‌ ​‍‌‍‌‌‌‍‌‍​‍​‍​ ‍‍​‍​‍‌‍‍​‌ ‌​‌ ‌​‌ ​​​ ‍‍​‍ ​‍ ‌‍ ​‌‍ ‌‍​ ‌‍​‌‌‍ ​‌‍‍​‌‍ ‌ ​ ‌ ‌​​ ‍‍​ ​ ​ ​ ​ ​ ​ ​ ​‍ ‌‍‍‌‌‍ ‍‌ ‌​‌‍‌‌‌‍ ‍‌ ‌​​‍ ‌‍‌‌‌‍‌​‌‍‍‌‌ ‌​​‍ ‌‍ ‌‌‍ ‌‍‌​‌‍‌‌​ ‌‌ ​​‌ ​‍‌‍‌‌‌ ​ ‌‍‌‌‌‍ ‍‌ ‌​‌‍​‌‌ ‌​‌‍‍‌‌‍ ‌‍ ‍​ ‍ ‌‍‍‌‌‍‌​​ ‌​ ‍‌​ ‍‌​ ‌ ‌‍​‌​ ‍‌​ ​ ‌‍​‍‌‍‌‌​‍ ‌‌‍‌‌​ ​ ​ ‌‍‌‍‌‍​‍ ‌​ ‌​​ ​​‌‍‌​​ ​‌​‍ ‌‌‍​‌​ ​‍‌‍‌‍​ ‌ ​‍ ‌‌‍​‍​ ​​​ ‍​​ ‌​​ ‌‌‌‍‌‍​ ‍‌​ ​ ​ ‌‍‌‍‌‍​ ‍‌​ ​ ​ ‍ ‌ ‌​‌ ‍‌‌ ​​‌‍‌‌​ ‌‌‍​ ‌‍​‌‌ ‌​‌‍‌‌‌‍‌ ‌‍ ‌ ​‍‌ ‍‌​ ‍ ‌ ​​‌‍​‌‌ ‌​‌‍‍​​ ‌‌‍ ‍‌‍​‌‌‍ ‌‌‍‌‌​ ‌‍​‍‌‍​‌‌ ​ ‌‍‌‌‌‌‌‌‌ ​‍‌‍ ​​ ‌‌‍‍​‌ ‌​‌ ‌​‌ ​​​‍‌‌​ ​ ‌​​‌​‍‌‌​ ​‍‌​‌‍​‍‌‌​ ​‍‌​‌‍‌‍ ​‌‍ ‌‍​ ‌‍​‌‌‍ ​‌‍‍​‌‍ ‌ ​ ‌ ‌​​‍‌‌​ ​ ‌​​‌​ ​ ​ ​ ​ ​ ​ ​ ​‍‌‍‌‍‍‌‌‍‌​​ ‌​ ‍‌​ ‍‌​ ‌ ‌‍​‌​ ‍‌​ ​ ‌‍​‍‌‍‌‌​‍ ‌‌‍‌‌​ ​ ​ ‌‍‌‍‌‍​‍ ‌​ ‌​​ ​​‌‍‌​​ ​‌​‍ ‌‌‍​‌​ ​‍‌‍‌‍​ ‌ ​‍ ‌‌‍​‍​ ​​​ ‍​​ ‌​​ ‌‌‌‍‌‍​ ‍‌​ ​ ​ ‌‍‌‍‌‍​ ‍‌​ ​ ​‍‌‍‌ ‌​‌ ‍‌‌ ​​‌‍‌‌​ ‌‌‍​ ‌‍​‌‌ ‌​‌‍‌‌‌‍‌ ‌‍ ‌ ​‍‌ ‍‌​‍‌‍‌ ​​‌‍​‌‌ ‌​‌‍‍​​ ‌‌‍ ‍‌‍​‌‌‍ ‌‌‍‌‌​‍​‍‌ ‌
Cultural Exploration​​​​‌ ‍ ​‍​‍‌‍ ‌ ​‍‌‍‍‌‌‍‌ ‌‍‍‌‌‍ ‍​‍​‍​ ‍‍​‍​‍‌ ​ ‌‍​‌‌‍ ‍‌‍‍‌‌ ‌​‌ ‍‌​‍ ‍‌‍‍‌‌‍ ​‍​‍​‍ ​​‍​‍‌‍‍​‌ ​‍‌‍‌‌‌‍‌‍​‍​‍​ ‍‍​‍​‍‌‍‍​‌ ‌​‌ ‌​‌ ​​​ ‍‍​‍ ​‍ ‌‍ ​‌‍ ‌‍​ ‌‍​‌‌‍ ​‌‍‍​‌‍ ‌ ​ ‌ ‌​​ ‍‍​ ​ ​ ​ ​ ​ ​ ​ ​‍ ‌‍‍‌‌‍ ‍‌ ‌​‌‍‌‌‌‍ ‍‌ ‌​​‍ ‌‍‌‌‌‍‌​‌‍‍‌‌ ‌​​‍ ‌‍ ‌‌‍ ‌‍‌​‌‍‌‌​ ‌‌ ​​‌ ​‍‌‍‌‌‌ ​ ‌‍‌‌‌‍ ‍‌ ‌​‌‍​‌‌ ‌​‌‍‍‌‌‍ ‌‍ ‍​ ‍ ‌‍‍‌‌‍‌​​ ‌​ ‌‌​ ‌‍‌‍‌‍​ ‌ ​ ‌​‌‍​‌‌‍​‌‌‍​‌​‍ ‌‌‍​‌‌‍​‌‌‍​ ​ ​‍​‍ ‌​ ‌​​ ​ ​ ‌ ​ ‍‌​‍ ‌​ ‍​‌‍‌‍​ ‍‌​ ‌‍​‍ ‌​ ​‌‌‍‌‍‌‍‌‌​ ‍‌​ ​​‌‍​ ​ ‌‌‌‍​ ‌‍‌‍‌‍​‌​ ‌​‌‍‌​​ ‍ ‌ ‌​‌ ‍‌‌ ​​‌‍‌‌​ ‌‌‍​ ‌‍​‌‌ ‌​‌‍‌‌‌‍‌ ‌‍ ‌ ​‍‌ ‍‌​ ‍ ‌ ​​‌‍​‌‌ ‌​‌‍‍​​ ‌‌‍ ‍‌‍​‌‌‍ ‌‌‍‌‌​ ‌‍​‍‌‍​‌‌ ​ ‌‍‌‌‌‌‌‌‌ ​‍‌‍ ​​ ‌‌‍‍​‌ ‌​‌ ‌​‌ ​​​‍‌‌​ ​ ‌​​‌​‍‌‌​ ​‍‌​‌‍​‍‌‌​ ​‍‌​‌‍‌‍ ​‌‍ ‌‍​ ‌‍​‌‌‍ ​‌‍‍​‌‍ ‌ ​ ‌ ‌​​‍‌‌​ ​ ‌​​‌​ ​ ​ ​ ​ ​ ​ ​ ​‍‌‍‌‍‍‌‌‍‌​​ ‌​ ‌‌​ ‌‍‌‍‌‍​ ‌ ​ ‌​‌‍​‌‌‍​‌‌‍​‌​‍ ‌‌‍​‌‌‍​‌‌‍​ ​ ​‍​‍ ‌​ ‌​​ ​ ​ ‌ ​ ‍‌​‍ ‌​ ‍​‌‍‌‍​ ‍‌​ ‌‍​‍ ‌​ ​‌‌‍‌‍‌‍‌‌​ ‍‌​ ​​‌‍​ ​ ‌‌‌‍​ ‌‍‌‍‌‍​‌​ ‌​‌‍‌​​‍‌‍‌ ‌​‌ ‍‌‌ ​​‌‍‌‌​ ‌‌‍​ ‌‍​‌‌ ‌​‌‍‌‌‌‍‌ ‌‍ ‌ ​‍‌ ‍‌​‍‌‍‌ ​​‌‍​‌‌ ‌​‌‍‍​​ ‌‌‍ ‍‌‍​‌‌‍ ‌‌‍‌‌​‍​‍‌ ‌
Previous Programs